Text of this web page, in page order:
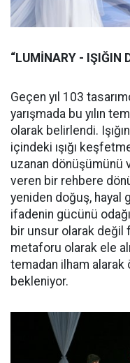
“LUMİNARY - IŞIĞIN
Geçen yıl 103
yarışmada bu yılın
olarak belirlendi.
içindeki ışığı
uzanan dönüşümünü
veren bir rehbere
yeniden doğuş, hayal
ifadenin gücünü
bir unsur olarak değil
metaforu olarak ele
temadan ilham alarak
bekleniyor.